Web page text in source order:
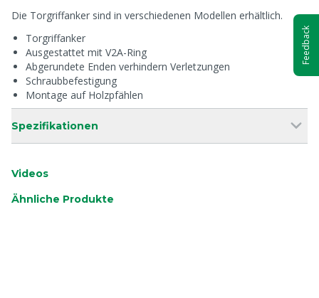
Die Torgriffanker sind in verschiedenen Modellen erhältlich.
Torgriffanker
Ausgestattet mit V2A-Ring
Abgerundete Enden verhindern Verletzungen
Schraubbefestigung
Montage auf Holzpfählen
Spezifikationen
Videos
Ähnliche Produkte
Feedback